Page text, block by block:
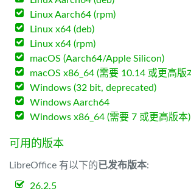
Linux Aarch64 (rpm)
Linux x64 (deb)
Linux x64 (rpm)
macOS (Aarch64/Apple Silicon)
macOS x86_64 (需要 10.14 或更高版
Windows (32 bit, deprecated)
Windows Aarch64
Windows x86_64 (需要 7 或更高版本)
可用的版本
LibreOffice 有以下的已发布版本:
26.2.5